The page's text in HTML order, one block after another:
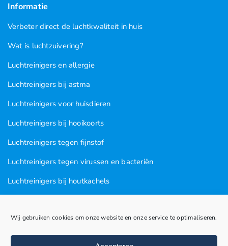
Wij gebruiken cookies om onze website en onze service te optimaliseren.
Informatie
Verbeter direct de luchtkwaliteit in huis
Wat is luchtzuivering?
Luchtreinigers en allergie
Luchtreinigers bij astma
Luchtreinigers voor huisdieren
Luchtreinigers bij hooikoorts
Luchtreinigers tegen fijnstof
Luchtreinigers tegen virussen en bacteriën
Luchtreinigers bij houtkachels
Luchtreinigers in nagel en kapsalons
Luchtreinigers bij vogels